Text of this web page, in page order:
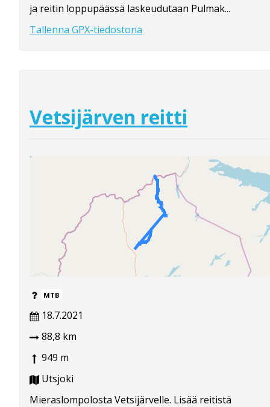
ja reitin loppupäässä laskeudutaan Pulmak...
Tallenna GPX-tiedostona
Vetsijärven reitti
MTB
18.7.2021
88,8 km
949 m
Utsjoki
Mieraslompolosta Vetsijärvelle. Lisää reitistä